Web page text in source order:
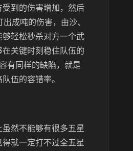
到的伤害增加，然后
成吨的伤害，由沙、
轻松秒杀对方一个武
关键时刻稳住队伍的
有同样的缺陷，就是
伍的容错率。
然不能够有很多五星
就一定打不过全五星